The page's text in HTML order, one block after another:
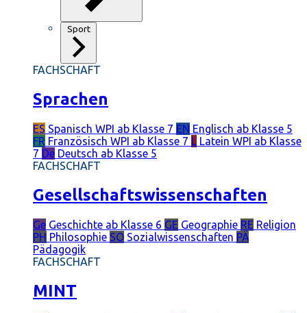
Sport
FACHSCHAFT
Sprachen
ES Spanisch WPI ab Klasse 7 EN Englisch ab Klasse 5
FR Französisch WPI ab Klasse 7 L Latein WPI ab Klasse
7 De Deutsch ab Klasse 5
FACHSCHAFT
Gesellschaftswissenschaften
Ge Geschichte ab Klasse 6 GE Geographie RE Religion
PH Philosophie SO Sozialwissenschaften PÄ
Pädagogik
FACHSCHAFT
MINT